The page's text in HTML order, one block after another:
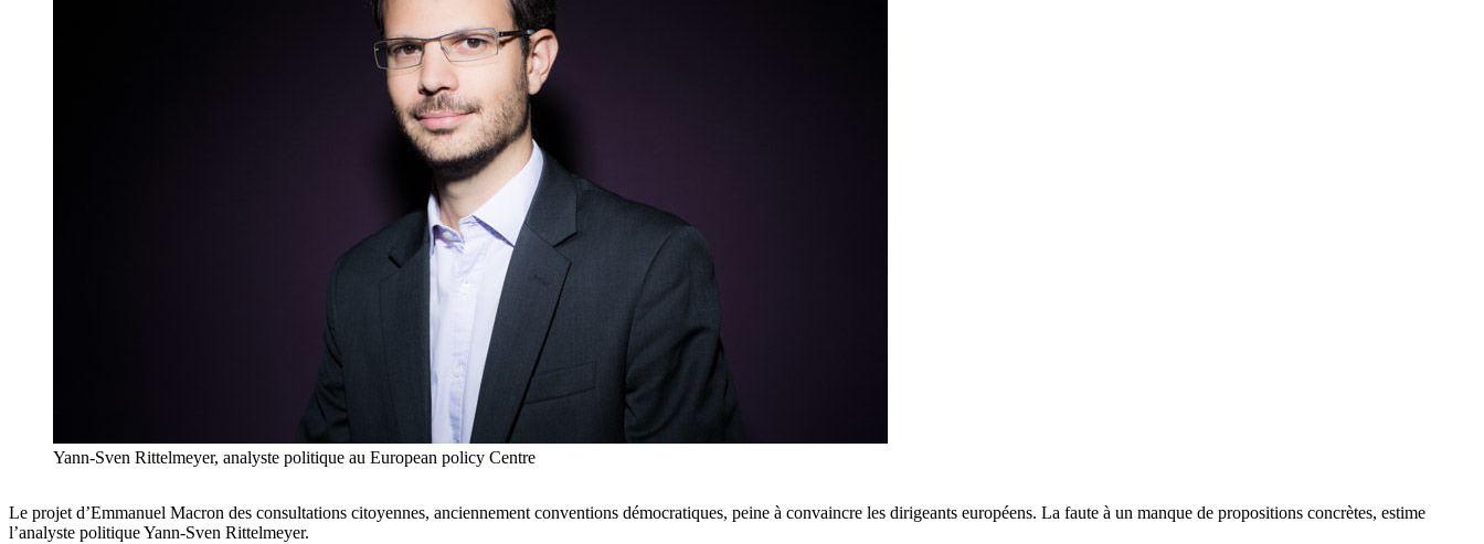
Yann-Sven Rittelmeyer, analyste politique au European policy Centre
Le projet d’Emmanuel Macron des consultations citoyennes, anciennement conventions démocratiques, peine à convaincre les dirigeants européens. La faute à un manque de propositions concrètes, estime
l’analyste politique Yann-Sven Rittelmeyer.